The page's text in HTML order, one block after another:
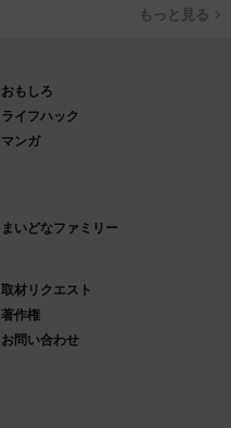
もっと見る
おもしろ
ライフハック
マンガ
まいどなファミリー
取材リクエスト
著作権
お問い合わせ